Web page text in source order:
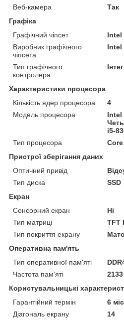
Веб-камера
Так
Графіка
Графічний чіпсет
Intel
Виробник графічного
чіпсета
Intel
Тип графічного
контролера
Характеристики процесора
Кількість ядер процесора
4
Модель процесора
Intel
i5-
Тип процесора
Пристрої зберігання даних
Оптичний привід
Тип диска
SSD
Екран
Сенсорний екран
Ні
Тип матриці
TFT
Тип покриття екрану
Оперативна пам'ять
Тип оперативної пам'яті
Частота пам'яті
Користувальницькі
Гарантійний термін
6
Діагональ екрану
14